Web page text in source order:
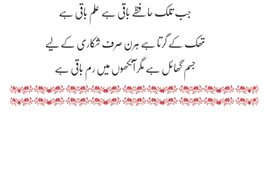
جب تلک حافِظے باقی ہے علم باقی ہے
تھک کے گرتا ہے ہرن صرف شکاری کے لیے
جسم گھائل ہے مگر آنکھوں میں رم باقی ہے